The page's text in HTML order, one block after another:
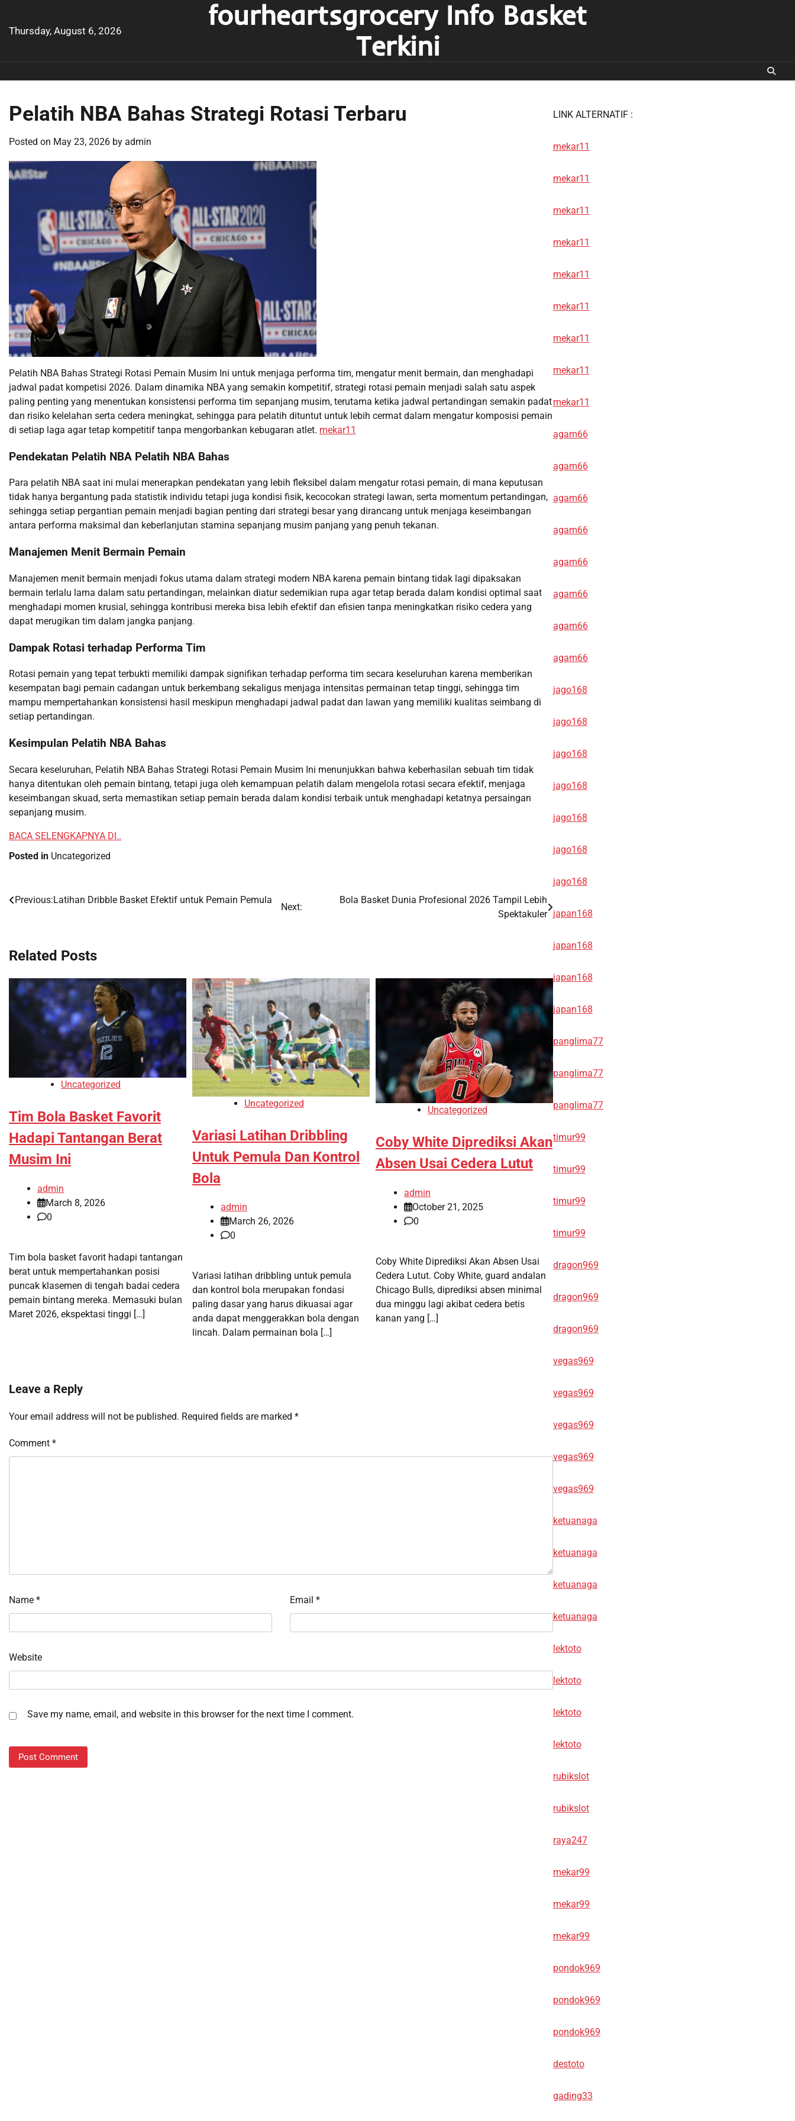
content
Thursday, August 6, 2026
fourheartsgrocery Info Basket
Terkini
Pelatih NBA Bahas Strategi Rotasi Terbaru
Posted on May 23, 2026 by admin
Pelatih NBA Bahas Strategi Rotasi Pemain Musim Ini untuk menjaga performa tim, mengatur menit bermain, dan menghadapi
jadwal padat kompetisi 2026. Dalam dinamika NBA yang semakin kompetitif, strategi rotasi pemain menjadi salah satu aspek
paling penting yang menentukan konsistensi performa tim sepanjang musim, terutama ketika jadwal pertandingan semakin padat
dan risiko kelelahan serta cedera meningkat, sehingga para pelatih dituntut untuk lebih cermat dalam mengatur komposisi pemain
di setiap laga agar tetap kompetitif tanpa mengorbankan kebugaran atlet. mekar11
Pendekatan Pelatih NBA Pelatih NBA Bahas
Para pelatih NBA saat ini mulai menerapkan pendekatan yang lebih fleksibel dalam mengatur rotasi pemain, di mana keputusan
tidak hanya bergantung pada statistik individu tetapi juga kondisi fisik, kecocokan strategi lawan, serta momentum pertandingan,
sehingga setiap pergantian pemain menjadi bagian penting dari strategi besar yang dirancang untuk menjaga keseimbangan
antara performa maksimal dan keberlanjutan stamina sepanjang musim panjang yang penuh tekanan.
Manajemen Menit Bermain Pemain
Manajemen menit bermain menjadi fokus utama dalam strategi modern NBA karena pemain bintang tidak lagi dipaksakan
bermain terlalu lama dalam satu pertandingan, melainkan diatur sedemikian rupa agar tetap berada dalam kondisi optimal saat
menghadapi momen krusial, sehingga kontribusi mereka bisa lebih efektif dan efisien tanpa meningkatkan risiko cedera yang
dapat merugikan tim dalam jangka panjang.
Dampak Rotasi terhadap Performa Tim
Rotasi pemain yang tepat terbukti memiliki dampak signifikan terhadap performa tim secara keseluruhan karena memberikan
kesempatan bagi pemain cadangan untuk berkembang sekaligus menjaga intensitas permainan tetap tinggi, sehingga tim
mampu mempertahankan konsistensi hasil meskipun menghadapi jadwal padat dan lawan yang memiliki kualitas seimbang di
setiap pertandingan.
Kesimpulan Pelatih NBA Bahas
Secara keseluruhan, Pelatih NBA Bahas Strategi Rotasi Pemain Musim Ini menunjukkan bahwa keberhasilan sebuah tim tidak
hanya ditentukan oleh pemain bintang, tetapi juga oleh kemampuan pelatih dalam mengelola rotasi secara efektif, menjaga
keseimbangan skuad, serta memastikan setiap pemain berada dalam kondisi terbaik untuk menghadapi ketatnya persaingan
sepanjang musim.
BACA SELENGKAPNYA DI..
Posted in Uncategorized
Post
Previous:Latihan Dribble Basket Efektif untuk Pemain Pemula
Next:
Bola Basket Dunia Profesional 2026 Tampil Lebih
Spektakuler
Related Posts
Uncategorized
Tim Bola Basket Favorit
Hadapi Tantangan Berat
Musim Ini
admin
March 8, 2026
0
Tim bola basket favorit hadapi tantangan
berat untuk mempertahankan posisi
puncak klasemen di tengah badai cedera
pemain bintang mereka. Memasuki bulan
Maret 2026, ekspektasi tinggi […]
Uncategorized
Variasi Latihan Dribbling
Untuk Pemula Dan Kontrol
Bola
admin
March 26, 2026
0
Variasi latihan dribbling untuk pemula
dan kontrol bola merupakan fondasi
paling dasar yang harus dikuasai agar
anda dapat menggerakkan bola dengan
lincah. Dalam permainan bola […]
Uncategorized
Coby White Diprediksi Akan
Absen Usai Cedera Lutut
admin
October 21, 2025
0
Coby White Diprediksi Akan Absen Usai
Cedera Lutut. Coby White, guard andalan
Chicago Bulls, diprediksi absen minimal
dua minggu lagi akibat cedera betis
kanan yang […]
Leave a Reply
Your email address will not be published. Required fields are marked *
Comment *
Name * Email *
Website
Save my name, email, and website in this browser for the next time I comment.
LINK ALTERNATIF :
mekar11
mekar11
mekar11
mekar11
mekar11
mekar11
mekar11
mekar11
mekar11
agam66
agam66
agam66
agam66
agam66
agam66
agam66
agam66
jago168
jago168
jago168
jago168
jago168
jago168
jago168
japan168
japan168
japan168
japan168
panglima77
panglima77
panglima77
timur99
timur99
timur99
timur99
dragon969
dragon969
dragon969
vegas969
vegas969
vegas969
vegas969
vegas969
ketuanaga
ketuanaga
ketuanaga
ketuanaga
lektoto
lektoto
lektoto
lektoto
rubikslot
rubikslot
raya247
mekar99
mekar99
mekar99
pondok969
pondok969
pondok969
destoto
gading33